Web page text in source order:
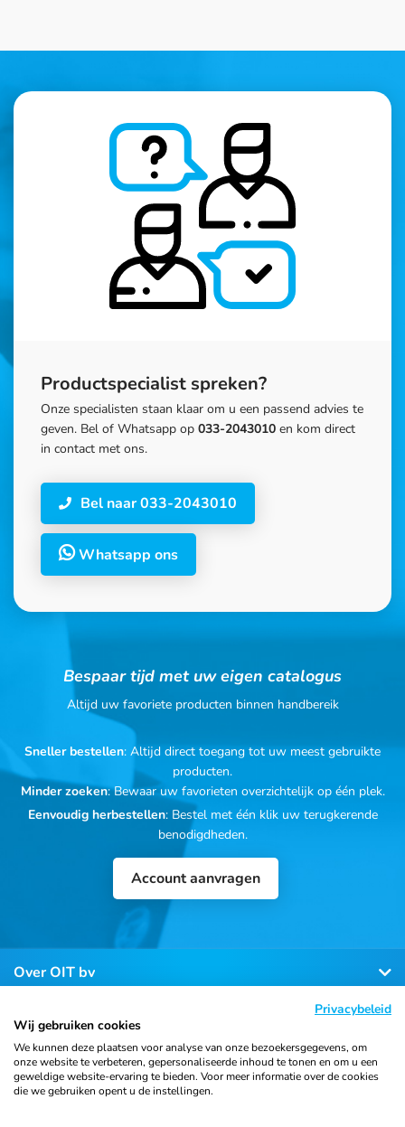
Productspecialist spreken?
Onze specialisten staan klaar om u een passend advies te
geven. Bel of Whatsapp op 033-2043010 en kom direct
in contact met ons.
Bel naar 033-2043010
Whatsapp ons
Bespaar tijd met uw eigen catalogus
Altijd uw favoriete producten binnen handbereik
Sneller bestellen: Altijd direct toegang tot uw meest gebruikte
producten.
Minder zoeken: Bewaar uw favorieten overzichtelijk op één plek.
Eenvoudig herbestellen: Bestel met één klik uw terugkerende
benodigdheden.
Account aanvragen
Over OIT bv
Klantenservice
Contact
Privacybeleid
Wij gebruiken cookies
We kunnen deze plaatsen voor analyse van onze bezoekersgegevens, om
onze website te verbeteren, gepersonaliseerde inhoud te tonen en om u een
geweldige website-ervaring te bieden. Voor meer informatie over de cookies
die we gebruiken opent u de instellingen.